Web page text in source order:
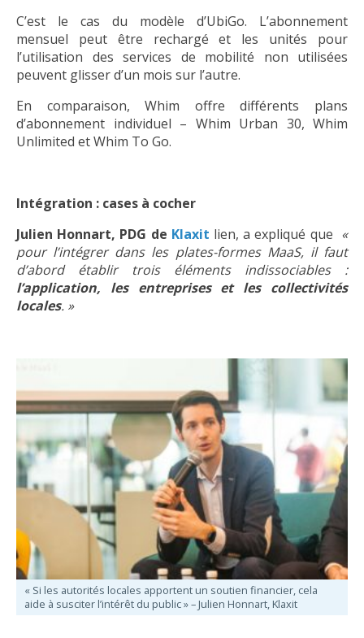
C’est le cas du modèle d’UbiGo. L’abonnement
mensuel peut être rechargé et les unités pour
l’utilisation des services de mobilité non utilisées
peuvent glisser d’un mois sur l’autre.
En comparaison, Whim offre différents plans
d’abonnement individuel – Whim Urban 30, Whim
Unlimited et Whim To Go.
Intégration : cases à cocher
Julien Honnart, PDG de Klaxit lien, a expliqué que «
pour l’intégrer dans les plates-formes MaaS, il faut
d’abord établir trois éléments indissociables :
l’application, les entreprises et les collectivités
locales. »
« Si les autorités locales apportent un soutien financier, cela
aide à susciter l’intérêt du public » – Julien Honnart, Klaxit